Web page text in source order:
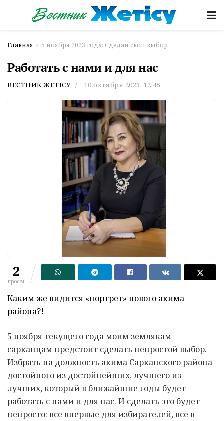
Главная 5 ноября 2023 года: Сделай свой выбор
Работать с нами и для нас
ВЕСТНИК ЖЕТІСУ 10 октября 2023, 12:45
2
просм.
Каким же видится «портрет» нового акима
района?!
5 ноября текущего года моим землякам —
сарканцам предстоит сделать непростой выбор.
Избрать на должность акима Сарканского района
достойного из достойнейших, лучшего из
лучших, который в ближайшие годы будет
работать с нами и для нас. И сделать это будет
непросто: все впервые для избирателей, все в